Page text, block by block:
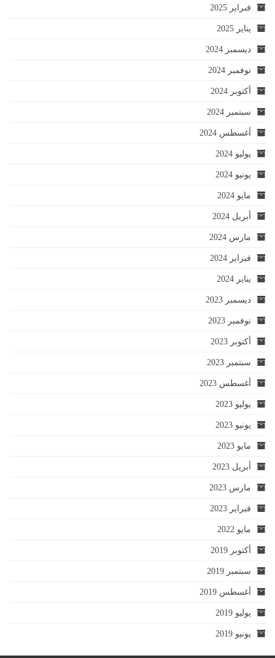
فبراير 2025
يناير 2025
ديسمبر 2024
نوفمبر 2024
أكتوبر 2024
سبتمبر 2024
أغسطس 2024
يوليو 2024
يونيو 2024
مايو 2024
أبريل 2024
مارس 2024
فبراير 2024
يناير 2024
ديسمبر 2023
نوفمبر 2023
أكتوبر 2023
سبتمبر 2023
أغسطس 2023
يوليو 2023
يونيو 2023
مايو 2023
أبريل 2023
مارس 2023
فبراير 2023
مايو 2022
أكتوبر 2019
سبتمبر 2019
أغسطس 2019
يوليو 2019
يونيو 2019